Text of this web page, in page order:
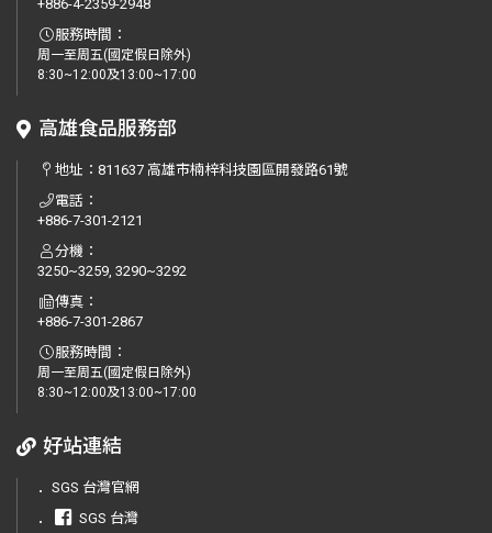
+886-4-2359-2948
服務時間：
周一至周五(國定假日除外)
8:30~12:00及13:00~17:00
高雄食品服務部
地址：811637 高雄市楠梓科技園區開發路61號
電話：
+886-7-301-2121
分機：
3250~3259, 3290~3292
傳真：
+886-7-301-2867
服務時間：
周一至周五(國定假日除外)
8:30~12:00及13:00~17:00
好站連結
． SGS 台灣官網
．
SGS 台灣